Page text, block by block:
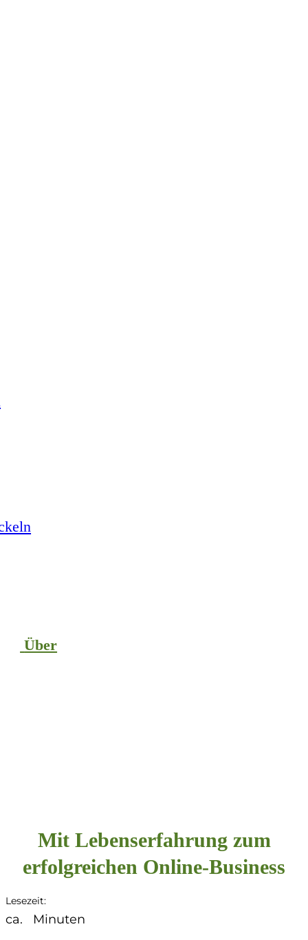
Über
Mit Lebenserfahrung zum
erfolgreichen Online-Business
Lesezeit:
ca. Minuten